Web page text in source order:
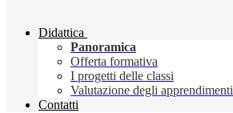
Didattica
Panoramica
Offerta formativa
I progetti delle classi
Valutazione degli apprendimenti
Contatti